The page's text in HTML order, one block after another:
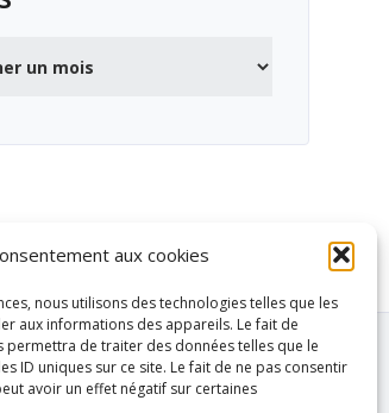
aux cookies
nous utilisons des technologies telles que les
aux informations des appareils. Le fait de
permettra de traiter des données telles que le
ID uniques sur ce site. Le fait de ne pas consentir
avoir un effet négatif sur certaines